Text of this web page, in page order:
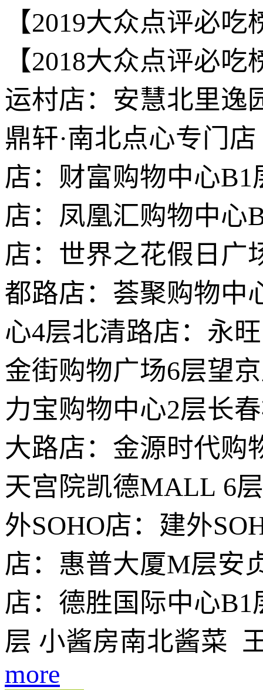
【2019大众点评必
【2018大众点评必
运村店：安慧北里逸
鼎轩·南北点心专门
店：财富购物中心
店：凤凰汇购物中心
店：世界之花假日广
都路店：荟聚购物中
心4层北清路店：永
金街购物广场6层望
力宝购物中心2层长
大路店：金源时代购
天宫院凯德MALL 6
外SOHO店：建外
店：惠普大厦M层安
店：德胜国际中心
层 小酱房南北酱菜
more